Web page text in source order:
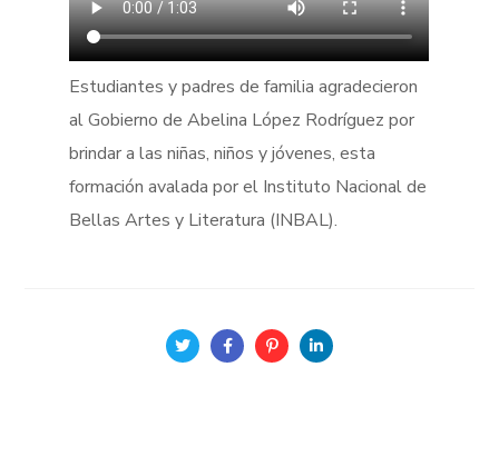
Estudiantes y padres de familia agradecieron
al Gobierno de Abelina López Rodríguez por
brindar a las niñas, niños y jóvenes, esta
formación avalada por el Instituto Nacional de
Bellas Artes y Literatura (INBAL).